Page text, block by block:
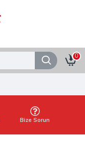
0
Bize Sorun